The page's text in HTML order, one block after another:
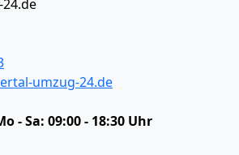
umzug-24.de
- Sa: 09:00 - 18:30 Uhr